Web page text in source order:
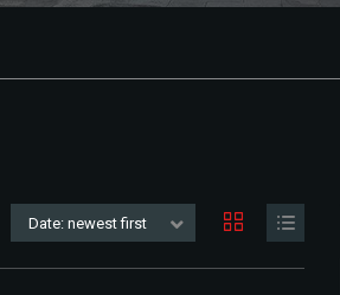
Date: newest first